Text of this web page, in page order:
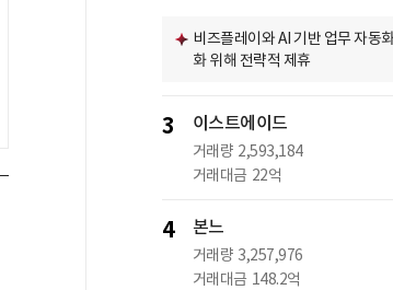
비즈플레이와 AI 기반 업무 자동
화 위해 전략적 제휴
3 이스트에이드
거래량 2,593,184
거래대금 22억
4 본느
거래량 3,257,976
거래대금 148.2억